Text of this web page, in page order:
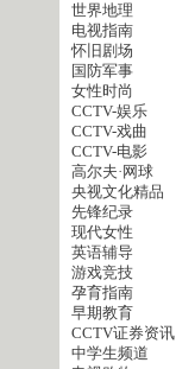
世界地理
电视指南
怀旧剧场
国防军事
女性时尚
CCTV-娱乐
CCTV-戏曲
CCTV-电影
高尔夫·网球
央视文化精品
先锋纪录
现代女性
英语辅导
游戏竞技
孕育指南
早期教育
CCTV证券资讯
中学生频道